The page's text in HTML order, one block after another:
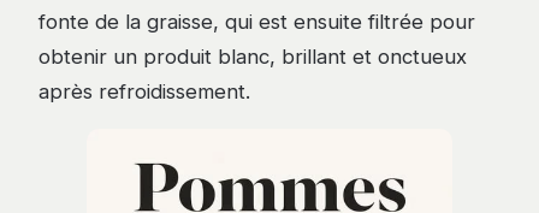
fonte de la graisse, qui est ensuite filtrée pour
obtenir un produit blanc, brillant et onctueux
après refroidissement.